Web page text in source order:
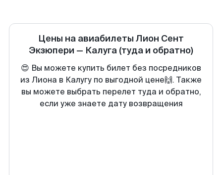
Цены на авиабилеты Лион Сент
Экзюпери — Калуга (туда и обратно)
😍 Вы можете купить билет без посредников
из Лиона в Калугу по выгодной цене🙌. Также
вы можете выбрать перелет туда и обратно,
если уже знаете дату возвращения